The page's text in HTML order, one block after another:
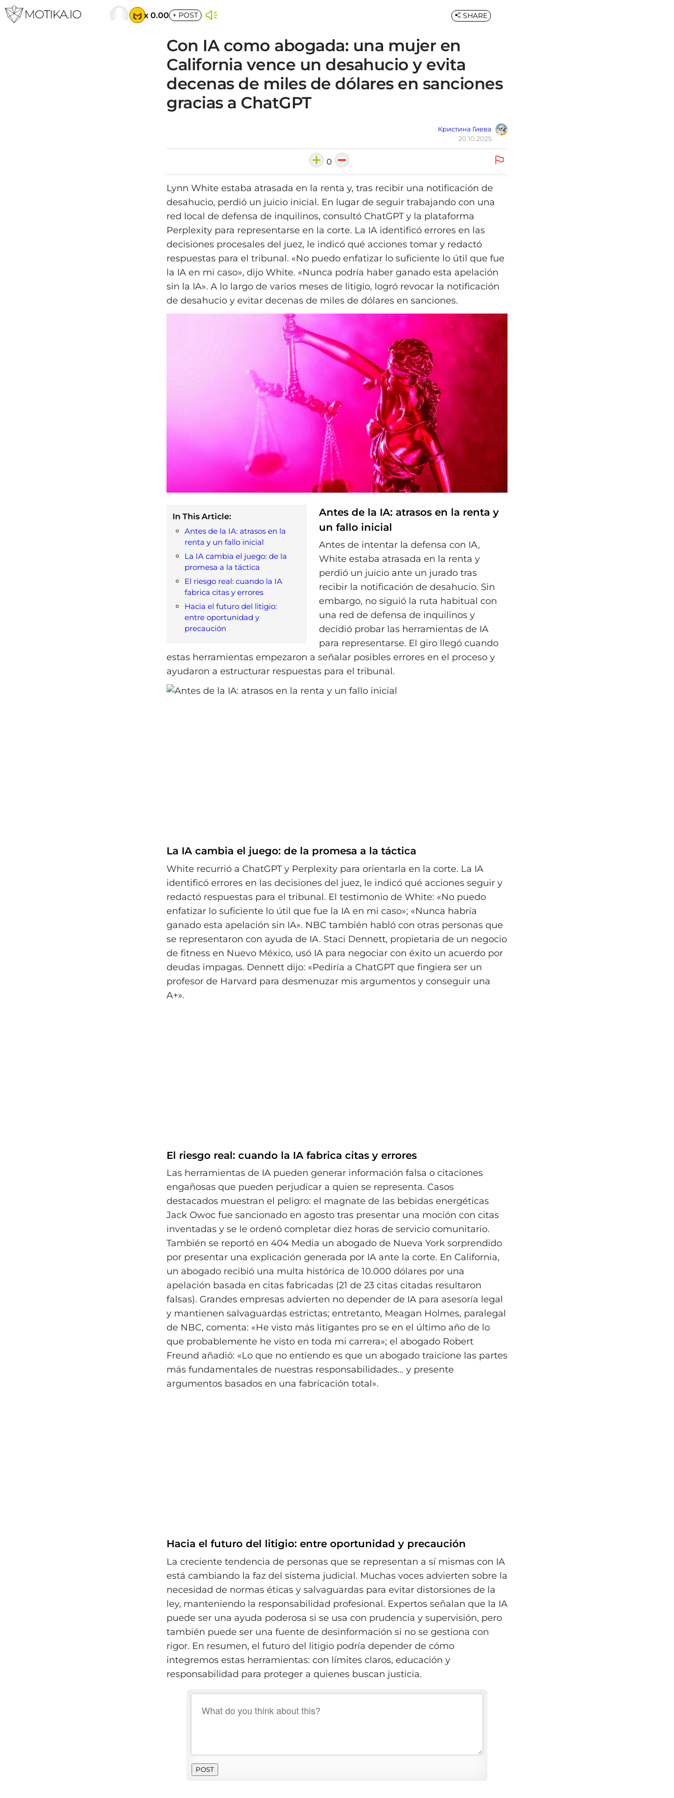
x 0.00 + POST
Con IA como abogada: una mujer en
California vence un desahucio y evita
decenas de miles de dólares en sanciones
gracias a ChatGPT
Кристина Гиева
20.10.2025
SHARE
0
Lynn White estaba atrasada en la renta y, tras recibir una notificación de
desahucio, perdió un juicio inicial. En lugar de seguir trabajando con una
red local de defensa de inquilinos, consultó ChatGPT y la plataforma
Perplexity para representarse en la corte. La IA identificó errores en las
decisiones procesales del juez, le indicó qué acciones tomar y redactó
respuestas para el tribunal. «No puedo enfatizar lo suficiente lo útil que fue
la IA en mi caso», dijo White. «Nunca podría haber ganado esta apelación
sin la IA». A lo largo de varios meses de litigio, logró revocar la notificación
de desahucio y evitar decenas de miles de dólares en sanciones.
In This Article:
Antes de la IA: atrasos en la
renta y un fallo inicial
La IA cambia el juego: de la
promesa a la táctica
El riesgo real: cuando la IA
fabrica citas y errores
Hacia el futuro del litigio:
entre oportunidad y
precaución
Antes de la IA: atrasos en la renta y
un fallo inicial
Antes de intentar la defensa con IA,
White estaba atrasada en la renta y
perdió un juicio ante un jurado tras
recibir la notificación de desahucio. Sin
embargo, no siguió la ruta habitual con
una red de defensa de inquilinos y
decidió probar las herramientas de IA
para representarse. El giro llegó cuando
estas herramientas empezaron a señalar posibles errores en el proceso y
ayudaron a estructurar respuestas para el tribunal.
La IA cambia el juego: de la promesa a la táctica
White recurrió a ChatGPT y Perplexity para orientarla en la corte. La IA
identificó errores en las decisiones del juez, le indicó qué acciones seguir y
redactó respuestas para el tribunal. El testimonio de White: «No puedo
enfatizar lo suficiente lo útil que fue la IA en mi caso»; «Nunca habría
ganado esta apelación sin IA». NBC también habló con otras personas que
se representaron con ayuda de IA. Staci Dennett, propietaria de un negocio
de fitness en Nuevo México, usó IA para negociar con éxito un acuerdo por
deudas impagas. Dennett dijo: «Pediría a ChatGPT que fingiera ser un
profesor de Harvard para desmenuzar mis argumentos y conseguir una
A+».
El riesgo real: cuando la IA fabrica citas y errores
Las herramientas de IA pueden generar información falsa o citaciones
engañosas que pueden perjudicar a quien se representa. Casos
destacados muestran el peligro: el magnate de las bebidas energéticas
Jack Owoc fue sancionado en agosto tras presentar una moción con citas
inventadas y se le ordenó completar diez horas de servicio comunitario.
También se reportó en 404 Media un abogado de Nueva York sorprendido
por presentar una explicación generada por IA ante la corte. En California,
un abogado recibió una multa histórica de 10.000 dólares por una
apelación basada en citas fabricadas (21 de 23 citas citadas resultaron
falsas). Grandes empresas advierten no depender de IA para asesoría legal
y mantienen salvaguardas estrictas; entretanto, Meagan Holmes, paralegal
de NBC, comenta: «He visto más litigantes pro se en el último año de lo
que probablemente he visto en toda mi carrera»; el abogado Robert
Freund añadió: «Lo que no entiendo es que un abogado traicione las partes
más fundamentales de nuestras responsabilidades… y presente
argumentos basados en una fabricación total».
Hacia el futuro del litigio: entre oportunidad y precaución
La creciente tendencia de personas que se representan a sí mismas con IA
está cambiando la faz del sistema judicial. Muchas voces advierten sobre la
necesidad de normas éticas y salvaguardas para evitar distorsiones de la
ley, manteniendo la responsabilidad profesional. Expertos señalan que la IA
puede ser una ayuda poderosa si se usa con prudencia y supervisión, pero
también puede ser una fuente de desinformación si no se gestiona con
rigor. En resumen, el futuro del litigio podría depender de cómo
integremos estas herramientas: con límites claros, educación y
responsabilidad para proteger a quienes buscan justicia.
POST